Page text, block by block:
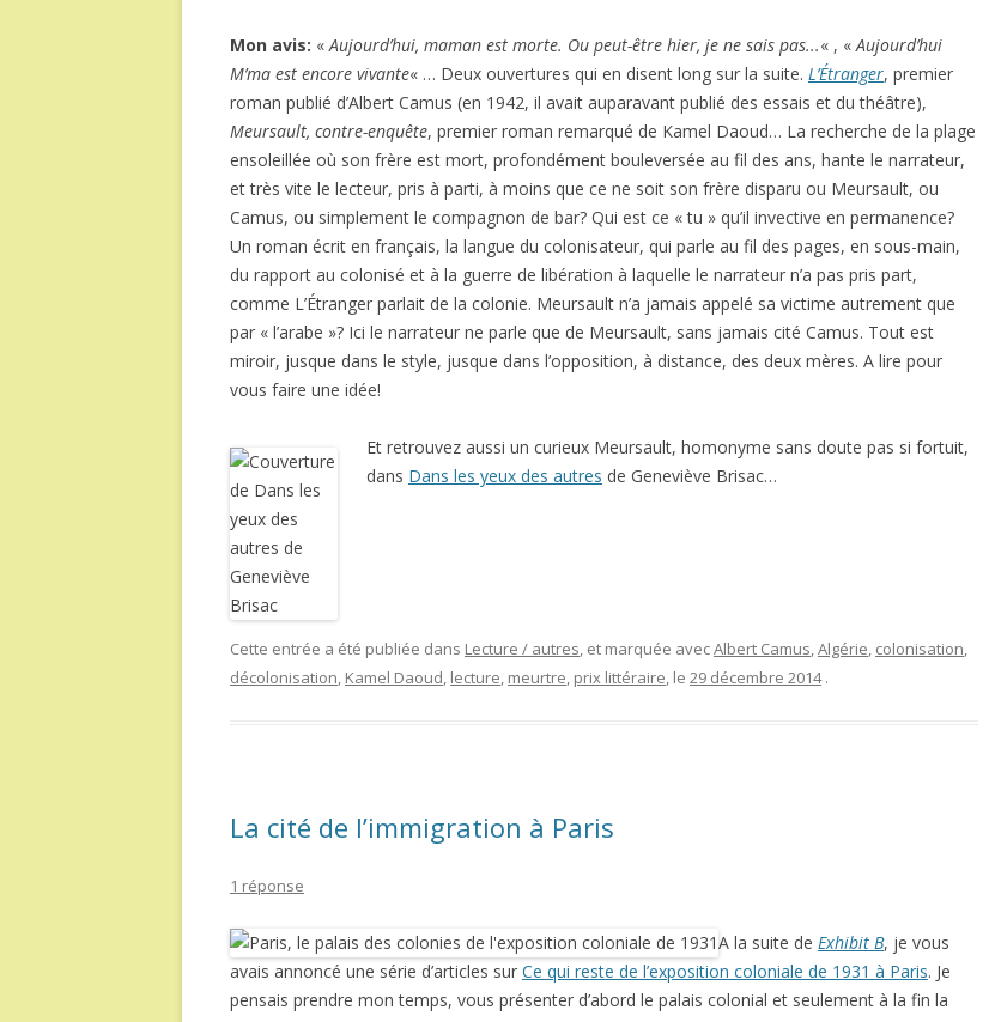
Mon avis: «Aujourd’hui, maman est morte. Ou peut-être hier, je ne sais pas...« , «Aujourd’hui
M’ma est encore vivante« … Deux ouvertures qui en disent long sur la suite. L’Étranger, premier
roman publié d’Albert Camus (en 1942, il avait auparavant publié des essais et du théâtre),
Meursault, contre-enquête, premier roman remarqué de Kamel Daoud… La recherche de la plage
ensoleillée où son frère est mort, profondément bouleversée au fil des ans, hante le narrateur,
et très vite le lecteur, pris à parti, à moins que ce ne soit son frère disparu ou Meursault, ou
Camus, ou simplement le compagnon de bar? Qui est ce « tu » qu’il invective en permanence?
Un roman écrit en français, la langue du colonisateur, qui parle au fil des pages, en sous-main,
du rapport au colonisé et à la guerre de libération à laquelle le narrateur n’a pas pris part,
comme L’Étranger parlait de la colonie. Meursault n’a jamais appelé sa victime autrement que
par « l’arabe »? Ici le narrateur ne parle que de Meursault, sans jamais cité Camus. Tout est
miroir, jusque dans le style, jusque dans l’opposition, à distance, des deux mères. A lire pour
vous faire une idée!
Et retrouvez aussi un curieux Meursault, homonyme sans doute pas si fortuit,
dans Dans les yeux des autres de Geneviève Brisac…
Cette entrée a été publiée dans Lecture / autres, et marquée avecAlbert Camus,Algérie, colonisation,
décolonisation, Kamel Daoud, lecture, meurtre, prix littéraire, le 29 décembre 2014 .
La cité de l’immigration à Paris
1 réponse
A la suite de Exhibit B, je vous
avais annoncé une série d’articles sur Ce qui reste de l’exposition coloniale de 1931 à Paris. Je
pensais prendre mon temps, vous présenter d’abord le palais colonial et seulement à la fin la